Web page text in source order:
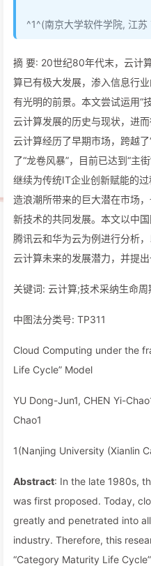
^1^(南京大学软件学院, 江
摘 要: 20世纪80年代末，云计
算已有极大发展，渗入信息行
有光明的前景。本文尝试运用“
云计算发展的历史与现状，进
云计算经历了早期市场，跨越了
了“龙卷风暴”，目前已达到“主
继续为传统IT企业创新赋能的
造浪潮所带来的巨大潜在市场
新技术的共同发展。本文以中
腾讯云和华为云为例进行分析
云计算未来的发展潜力，并提出
关键词: 云计算;技术采纳生命
中图法分类号: TP311
Cloud Computing under the
Life Cycle” Model
YU Dong-Jun1, CHEN Yi-
Chao1
1(Nanjing University (Xianlin
Abstract: In the late 1980s,
was first proposed. Today,
greatly and penetrated into
industry. Therefore, this
“Category Maturity Life